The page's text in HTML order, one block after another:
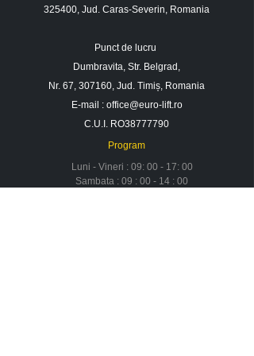
325400, Jud. Caras-Severin, Romania
Punct de lucru
Dumbravita, Str. Belgrad,
Nr. 67, 307160, Jud. Timiș, Romania
E-mail : office@euro-lift.ro
C.U.I. RO38777790
Program
Luni - Vineri : 09: 00 - 17: 00
Sambata : 09 : 00 - 14 : 00